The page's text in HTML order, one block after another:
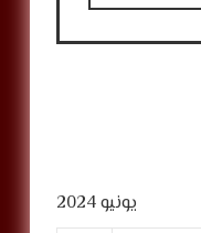
يونيو 2024